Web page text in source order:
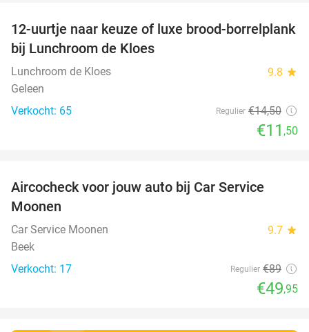
21%
12-uurtje naar keuze of luxe brood-borrelplank
bij Lunchroom de Kloes
Lunchroom de Kloes 9.8 star
Geleen
Verkocht: 65
Regulier €14,50
€11 ,50
Aircocheck voor jouw auto bij Car Service
Moonen
Car Service Moonen 9.7 star
Beek
Verkocht: 17
Regulier €89
€49,95